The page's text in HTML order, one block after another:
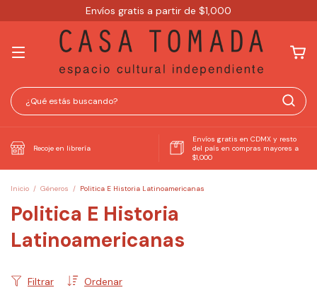
Envíos gratis a partir de $1,000
Recoje en librería
Envíos gratis en CDMX y resto
del país en compras mayores a
$1,000
Inicio / Géneros / Politica E Historia Latinoamericanas
Politica E Historia
Latinoamericanas
Ordenar
Filtrar